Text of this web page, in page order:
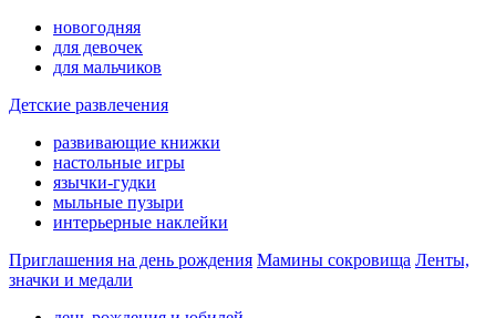
новогодняя
для девочек
для мальчиков
Детские развлечения
развивающие книжки
настольные игры
язычки-гудки
мыльные пузыри
интерьерные наклейки
Приглашения на день рождения Мамины сокровища Ленты,
значки и медали